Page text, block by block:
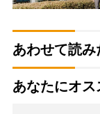
あわせて読み
あなたにオス